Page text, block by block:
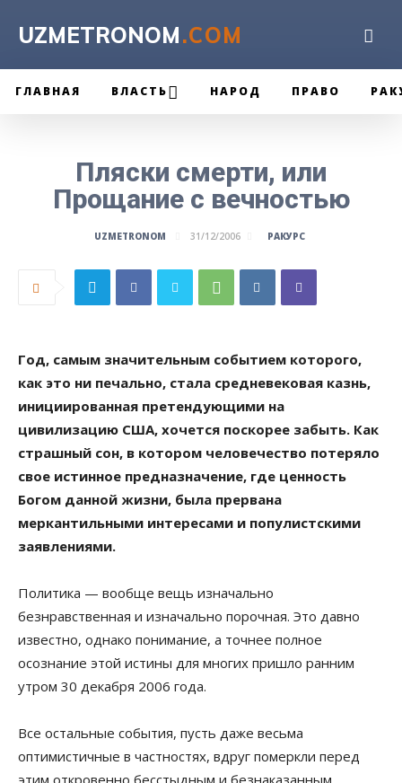
UZMETRONOM.COM
ГЛАВНАЯ ВЛАСТЬ НАРОД ПРАВО
Пляски смерти, или
Прощание с вечностью
UZMETRONOM 31/12/2006 РАКУРС
Год, самым значительным событием которого,
как это ни печально, стала средневековая казнь,
инициированная претендующими на
цивилизацию США, хочется поскорее забыть. Как
страшный сон, в котором человечество потеряло
свое истинное предназначение, где ценность
Богом данной жизни, была прервана
меркантильными интересами и популистскими
заявлениями.
Политика — вообще вещь изначально
безнравственная и изначально порочная. Это давно
известно, однако понимание, а точнее полное
осознание этой истины для многих пришло ранним
утром 30 декабря 2006 года.
Все остальные события, пусть даже весьма
оптимистичные в частностях, вдруг померкли перед